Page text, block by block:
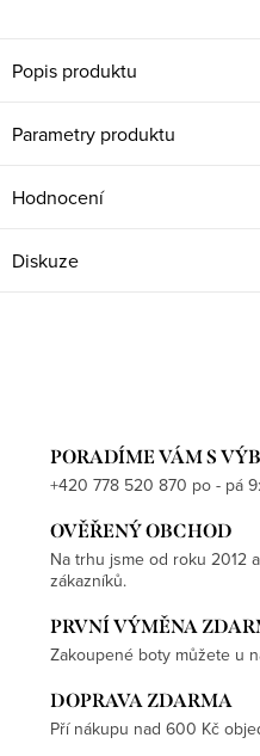
Popis produktu
Parametry produktu
Hodnocení
Diskuze
PORADÍME VÁM S
+420 778 520 870 po - pá
OVĚŘENÝ OBCHOD
Na trhu jsme od roku 2012
zákazníků.
PRVNÍ VÝMĚNA
Zakoupené boty můžete u
DOPRAVA ZDARMA
Pří nákupu nad 600 Kč